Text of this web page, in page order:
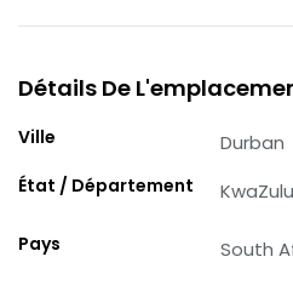
Détails De
Ville Durban
État / Département
Pays South